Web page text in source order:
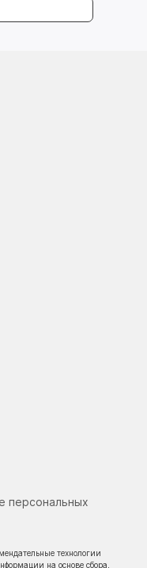
персональных
технологии
на основе сбора,